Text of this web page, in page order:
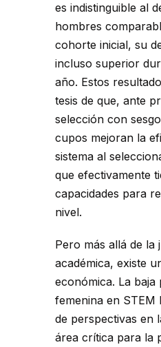
es indistinguible al
hombres
cohorte inicial, su
incluso superior
año. Estos
tesis de que, ante
selección con
cupos mejoran la
sistema al
que efectivamente
capacidades para
nivel.
Pero más allá de la
académica, existe
económica. La baja
femenina en STEM
de perspectivas en
área crítica para la